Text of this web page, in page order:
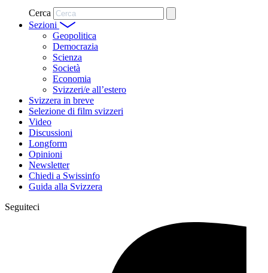
Cerca
Sezioni
Geopolitica
Democrazia
Scienza
Società
Economia
Svizzeri/e all’estero
Svizzera in breve
Selezione di film svizzeri
Video
Discussioni
Longform
Opinioni
Newsletter
Chiedi a Swissinfo
Guida alla Svizzera
Seguiteci